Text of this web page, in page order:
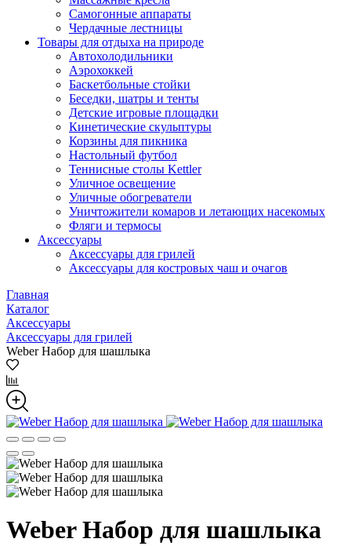
Самогонные аппараты
Чердачные лестницы
Товары для отдыха на природе
Автохолодильники
Аэрохоккей
Баскетбольные стойки
Беседки, шатры и тенты
Детские игровые площадки
Кинетические скульптуры
Корзины для пикника
Настольный футбол
Теннисные столы Kettler
Уличное освещение
Уличные обогреватели
Уничтожители комаров и летающих насекомых
Фляги и термосы
Аксессуары
Аксессуары для грилей
Аксессуары для костровых чаш и очагов
Главная
Каталог
Аксессуары
Аксессуары для грилей
Weber Набор для шашлыка
Weber Набор для шашлыка